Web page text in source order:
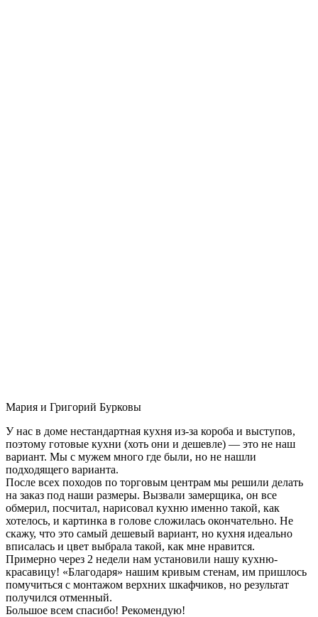
Мария и Григорий Бурковы
У нас в доме нестандартная кухня из-за короба и выступов,
поэтому готовые кухни (хоть они и дешевле) — это не наш
вариант. Мы с мужем много где были, но не нашли
подходящего варианта.
После всех походов по торговым центрам мы решили делать
на заказ под наши размеры. Вызвали замерщика, он все
обмерил, посчитал, нарисовал кухню именно такой, как
хотелось, и картинка в голове сложилась окончательно. Не
скажу, что это самый дешевый вариант, но кухня идеально
вписалась и цвет выбрала такой, как мне нравится.
Примерно через 2 недели нам установили нашу кухню-
красавицу! «Благодаря» нашим кривым стенам, им пришлось
помучиться с монтажом верхних шкафчиков, но результат
получился отменный.
Большое всем спасибо! Рекомендую!